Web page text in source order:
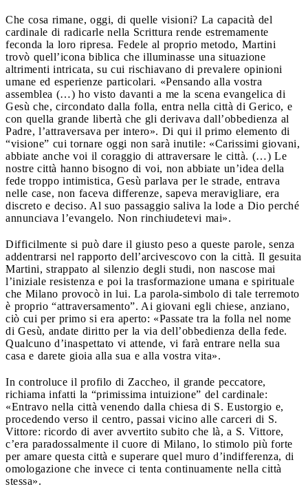
Che cosa rimane, oggi, di quelle visioni? La capacità del
cardinale di radicarle nella Scrittura rende estremamente
feconda la loro ripresa. Fedele al proprio metodo, Martini
trovò quell’icona biblica che illuminasse una situazione
altrimenti intricata, su cui rischiavano di prevalere opinioni
umane ed esperienze particolari. «Pensando alla vostra
assemblea (…) ho visto davanti a me la scena evangelica di
Gesù che, circondato dalla folla, entra nella città di Gerico, e
con quella grande libertà che gli derivava dall’obbedienza al
Padre, l’attraversava per intero». Di qui il primo elemento di
“visione” cui tornare oggi non sarà inutile: «Carissimi giovani,
abbiate anche voi il coraggio di attraversare le città. (…) Le
nostre città hanno bisogno di voi, non abbiate un’idea della
fede troppo intimistica, Gesù parlava per le strade, entrava
nelle case, non faceva differenze, sapeva meravigliare, era
discreto e deciso. Al suo passaggio saliva la lode a Dio perché
annunciava l’evangelo. Non rinchiudetevi mai».
Difficilmente si può dare il giusto peso a queste parole, senza
addentrarsi nel rapporto dell’arcivescovo con la città. Il gesuita
Martini, strappato al silenzio degli studi, non nascose mai
l’iniziale resistenza e poi la trasformazione umana e spirituale
che Milano provocò in lui. La parola-simbolo di tale terremoto
è proprio “attraversamento”. Ai giovani egli chiese, anziano,
ciò cui per primo si era aperto: «Passate tra la folla nel nome
di Gesù, andate diritto per la via dell’obbedienza della fede.
Qualcuno d’inaspettato vi attende, vi farà entrare nella sua
casa e darete gioia alla sua e alla vostra vita».
In controluce il profilo di Zaccheo, il grande peccatore,
richiama infatti la “primissima intuizione” del cardinale:
«Entravo nella città venendo dalla chiesa di S. Eustorgio e,
procedendo verso il centro, passai vicino alle carceri di S.
Vittore: ricordo di aver avvertito subito che là, a S. Vittore,
c’era paradossalmente il cuore di Milano, lo stimolo più forte
per amare questa città e superare quel muro d’indifferenza, di
omologazione che invece ci tenta continuamente nella città
stessa».